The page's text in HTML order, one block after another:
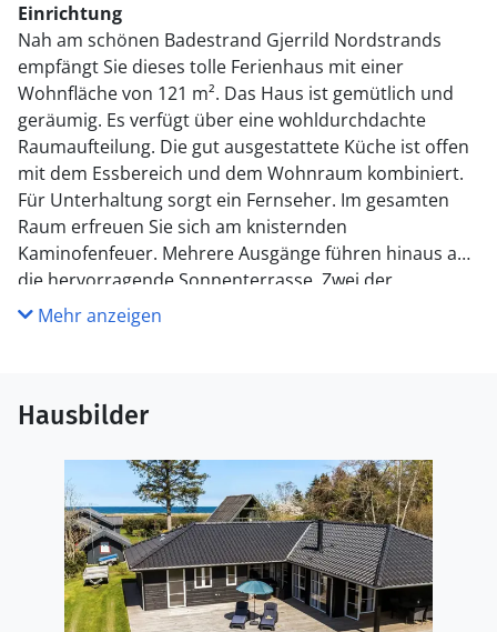
Einrichtung
Nah am schönen Badestrand Gjerrild Nordstrands
empfängt Sie dieses tolle Ferienhaus mit einer
Wohnfläche von 121 m². Das Haus ist gemütlich und
geräumig. Es verfügt über eine wohldurchdachte
Raumaufteilung. Die gut ausgestattete Küche ist offen
mit dem Essbereich und dem Wohnraum kombiniert.
Für Unterhaltung sorgt ein Fernseher. Im gesamten
Raum erfreuen Sie sich am knisternden
Kaminofenfeuer. Mehrere Ausgänge führen hinaus auf
die hervorragende Sonnenterrasse. Zwei der
insgesamt vier Schlafräume beinhalten ein Doppelbett.
Im Dritten stehen zwei Etagenbetten mit vier
sind ebenso vorhanden wie ein
Waschmaschine. Dieses Mietobjekt präsentiert sich
ausgesprochen schön und einladend.
Außenbereich
Der Garten ist schön, eben und nahezu geschlossen.
Mit ein wenig Glück beobachten Sie in den Morgen-
und Abendstunden Rehe und andere Wildtiere. Es
Mehr anzeigen
Hausbilder